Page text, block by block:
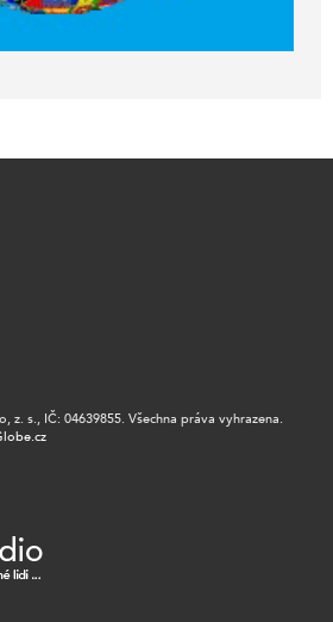
s., IČ: 04639855. Všechna práva vyhrazena.